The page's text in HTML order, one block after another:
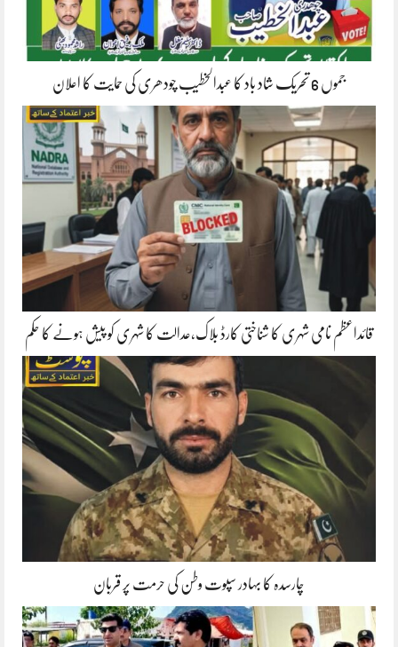
جموں 6 تحریک شاد باد کا عبدالخطیب چودھری کی حمایت کا اعلان
قائداعظم نامی شہری کا شناختی کارڈ بلاک،عدالت کا شہری کو پیش ہونے کا حکم
چارسدہ کا بہادر سپوت وطن کی حرمت پر قربان